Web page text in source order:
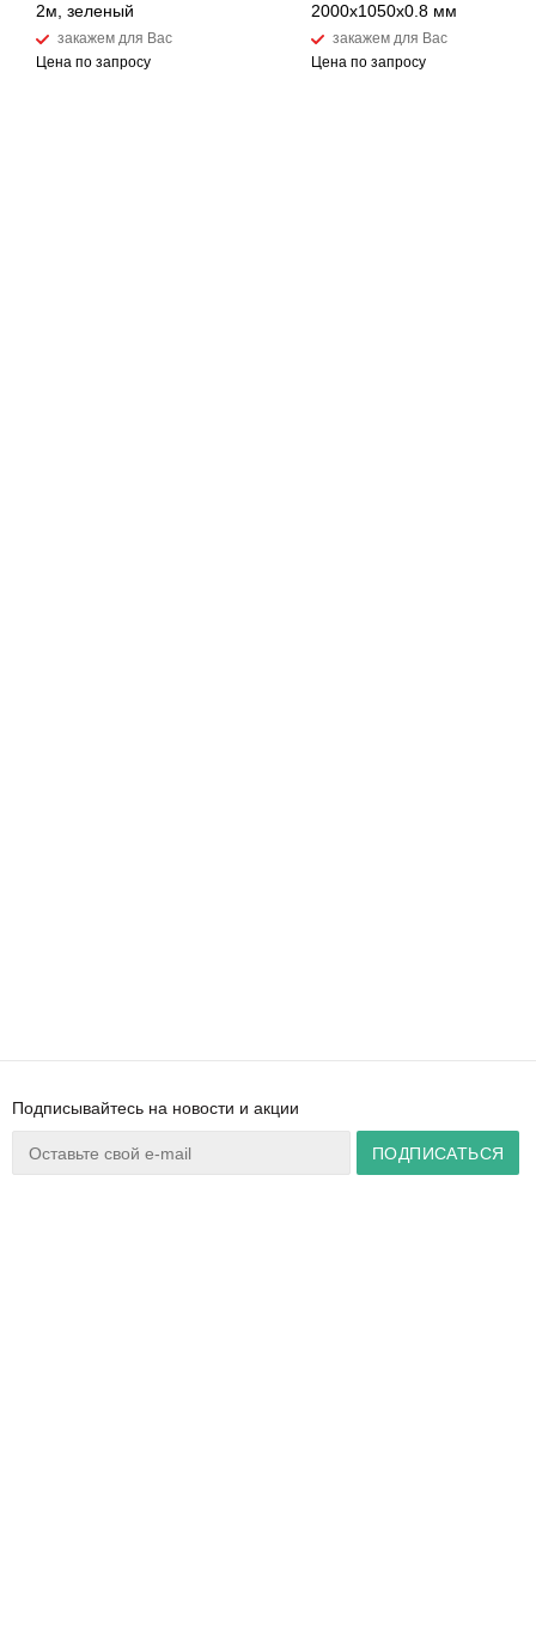
2м, зеленый
закажем для Вас
Цена по запросу
2000x1050х0.8 мм
закажем для Вас
Цена по запросу
Подписывайтесь на новости и акции